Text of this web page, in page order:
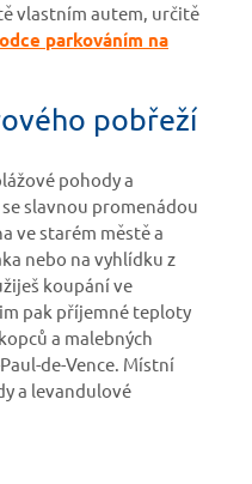
vlastním autem, určitě
parkováním na
pobřeží
pohody a
slavnou promenádou
ve starém městě a
nebo na vyhlídku z
koupání ve
pak příjemné teploty
a malebných
de-Vence. Místní
a levandulové